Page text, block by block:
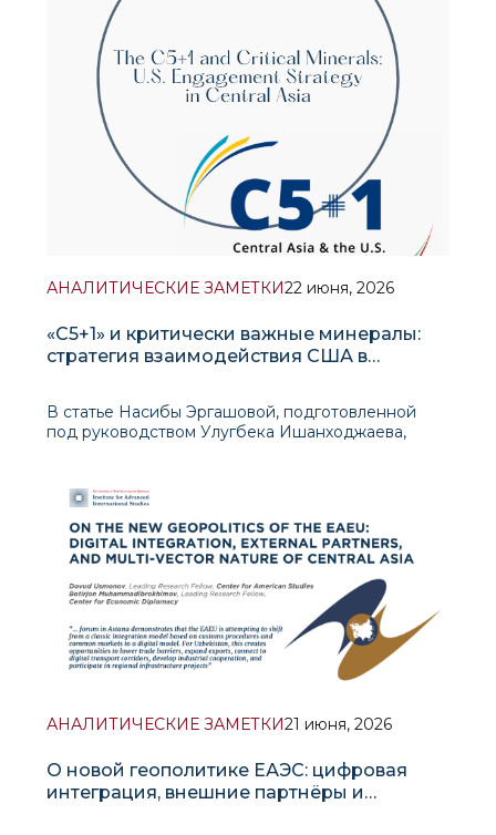
АНАЛИТИЧЕСКИЕ ЗАМЕТКИ22 июня, 2026
«C5+1» и критически важные минералы:
стратегия взаимодействия США в
В статье Насибы Эргашовой, подготовленной
под руководством Улугбека Ишанходжаева,
минералами и анализируется, как формат «C5+1»
стал ключ
АНАЛИТИЧЕСКИЕ ЗАМЕТКИ21 июня, 2026
О новой геополитике ЕАЭС: цифровая
интеграция, внешние партнёры и